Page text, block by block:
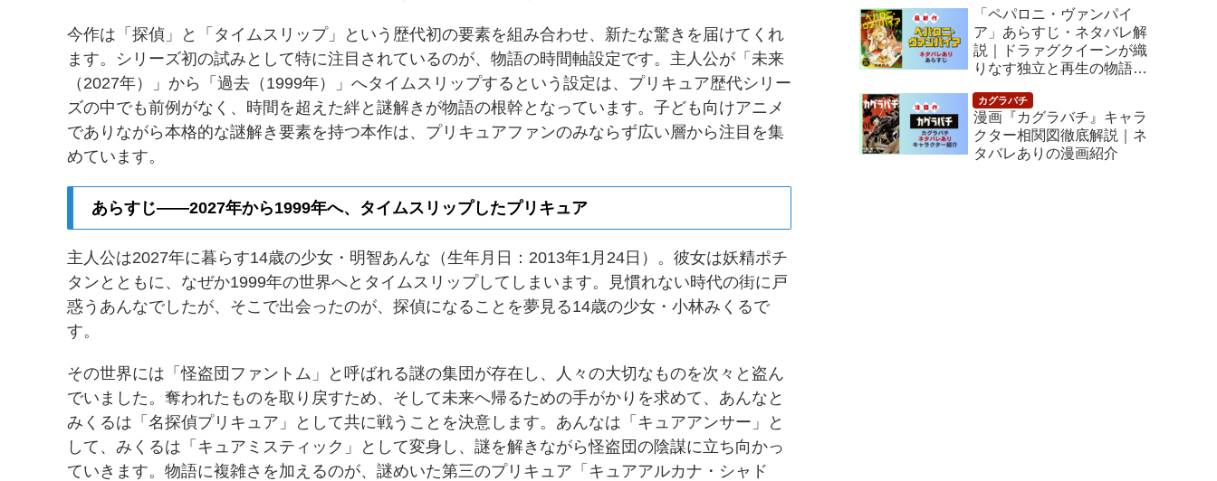
今作は「探偵」と「タイムスリップ」という歴代初の要素を組み合わせ、新たな驚きを届けてくれ
ます。シリーズ初の試みとして特に注目されているのが、物語の時間軸設定です。主人公が「未来
（2027年）」から「過去（1999年）」へタイムスリップするという設定は、プリキュア歴代シリー
ズの中でも前例がなく、時間を超えた絆と謎解きが物語の根幹となっています。子ども向けアニメ
でありながら本格的な謎解き要素を持つ本作は、プリキュアファンのみならず広い層から注目を集
めています。
あらすじ——2027年から1999年へ、タイムスリップしたプリキュア
主人公は2027年に暮らす14歳の少女・明智あんな（生年月日：2013年1月24日）。彼女は妖精ポチ
タンとともに、なぜか1999年の世界へとタイムスリップしてしまいます。見慣れない時代の街に戸
惑うあんなでしたが、そこで出会ったのが、探偵になることを夢見る14歳の少女・小林みくるで
す。
その世界には「怪盗団ファントム」と呼ばれる謎の集団が存在し、人々の大切なものを次々と盗ん
でいました。奪われたものを取り戻すため、そして未来へ帰るための手がかりを求めて、あんなと
みくるは「名探偵プリキュア」として共に戦うことを決意します。あんなは「キュアアンサー」と
して、みくるは「キュアミスティック」として変身し、謎を解きながら怪盗団の陰謀に立ち向かっ
ていきます。物語に複雑さを加えるのが、謎めいた第三のプリキュア「キュアアルカナ・シャド
「ペパロニ・ヴァンパイ
ア」あらすじ・ネタバレ解
説｜ドラァグクイーンが織
りなす独立と再生の物語
漫画『カグラバチ』キャラ
クター相関図徹底解説｜ネ
タバレありの漫画紹介